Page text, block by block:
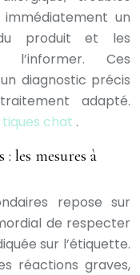
un
produit et les
l’informer. Ces
diagnostic précis
adapté.
chat .
les mesures à
repose sur
de respecter
sur l’étiquette.
réactions graves,